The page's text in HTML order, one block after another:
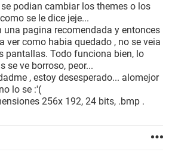
podian cambiar los themes o los
se le dice jeje...
una pagina recomendada y entonces
ver como habia quedado , no se veia
pantallas. Todo funciona bien, lo
se ve borroso, peor...
, estoy desesperado... alomejor
lo se :'(
256x 192, 24 bits, .bmp .